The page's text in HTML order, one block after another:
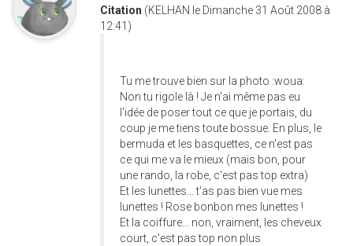
Citation (KELHAN le Dimanche 31 Août 2008 à
12:41)
Tu me trouve bien sur la photo :woua:
Non tu rigole là ! Je n'ai même pas eu
l'idée de poser tout ce que je portais, du
coup je me tiens toute bossue. En plus, le
bermuda et les basquettes, ce n'est pas
ce qui me va le mieux (mais bon, pour
une rando, la robe, c'est pas top extra)
Et les lunettes... t'as pas bien vue mes
lunettes ! Rose bonbon mes lunettes !
Et la coiffure... non, vraiment, les cheveux
court, c'est pas top non plus